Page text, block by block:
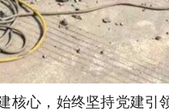
核心，始终坚持党建